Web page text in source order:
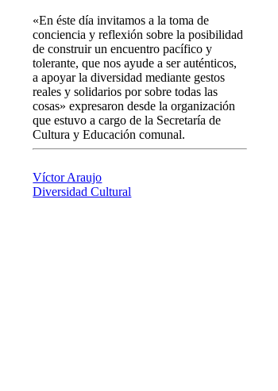
«En éste día invitamos a la toma de
conciencia y reflexión sobre la posibilidad
de construir un encuentro pacífico y
tolerante, que nos ayude a ser auténticos,
a apoyar la diversidad mediante gestos
reales y solidarios por sobre todas las
cosas» expresaron desde la organización
que estuvo a cargo de la Secretaría de
Cultura y Educación comunal.
Víctor Araujo
Diversidad Cultural